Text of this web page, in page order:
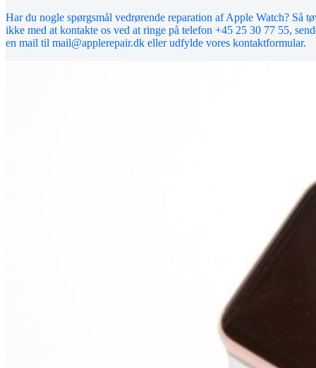
Har du nogle spørgsmål vedrørende reparation af Apple Watch? Så
ikke med at kontakte os ved at ringe på telefon +45 25 30 77 55,
en mail til mail@applerepair.dk eller udfylde vores kontaktformular.